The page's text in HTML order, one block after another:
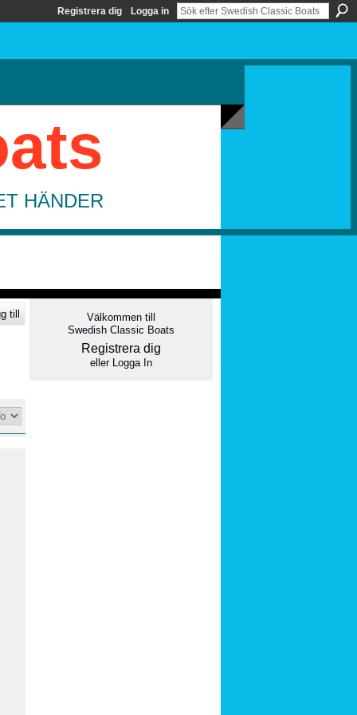
Registrera dig Logga in
HÄNDER
till
Välkommen till
Swedish Classic Boats
Registrera dig
eller Logga In